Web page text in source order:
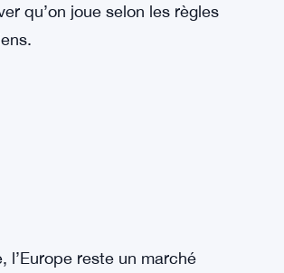
qu’on joue selon les règles